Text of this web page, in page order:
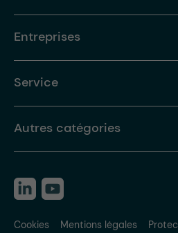
Entreprises
Service
Autres catégories
Cookies Mentions légales